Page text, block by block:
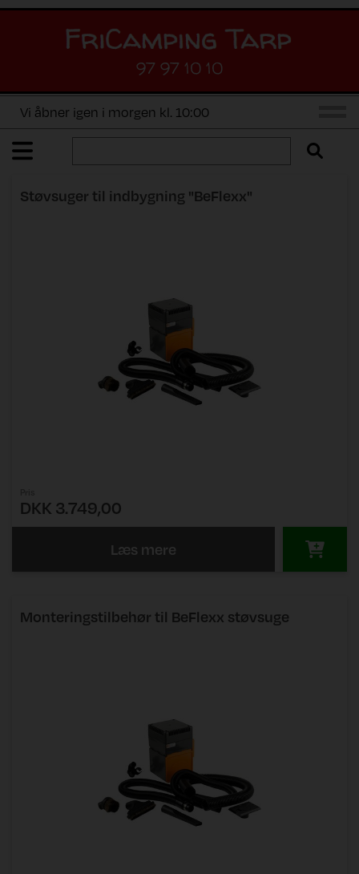
97 97 10 10
Vi åbner igen i morgen kl. 10:00
Støvsuger til indbygning "BeFlexx"
DKK 3.749,00
Læs mere
Monteringstilbehør til BeFlexx støvsuge